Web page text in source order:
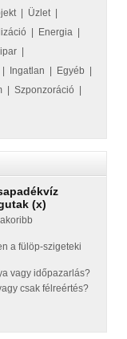
| Üzlet|
Energia
Ingatlan Egyéb
Szponzoráció
(x)
a fülöp-szigeteki
vagy időpazarlás?
csak félreértés?